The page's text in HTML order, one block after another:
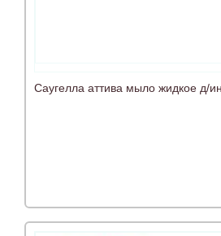
Саугелла аттива мыло жидкое д/